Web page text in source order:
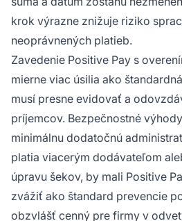
krok výrazne znižuje riziko
neoprávnených platieb.
Zavedenie Positive Pay s
mierne viac úsilia ako
musí presne evidovať a
príjemcov. Bezpečnostné
minimálnu dodatočnú
platia viacerým dodávateľom
úpravu šekov, by mali Positive
zvážiť ako štandard prevencie
obzvlášť cenný pre firmy v